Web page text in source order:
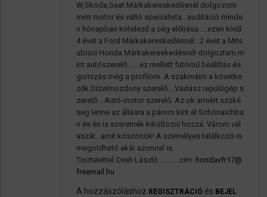
W,Skoda,Seat Márkakereskedésnél dolgozom
mint motor és váltó specialista...auditáció minde
n hónapban kötelező a cég előírása.....ezen kívűl
4 évet a Ford Márkakereskedésnél...2 évet a Mits
ubisci Honda Márkakereskedésnél dolgoztam m
int autószerelő.......ez mellett futómű beállítás és
gumizás még a profilom. A szakmáim a követke
zők.Dízelmozdony szerelő....Vadász repülőgép s
zerelő....Autó-motor szerelő. Az ok amiért szüké
seg lenne az állásra a párom kint él Schönaichba
n és én is szeretnék kiköltözni hozzá. Várom vál
aszát...amit köszönök! A személyes találkozó is
megoldható akár azonnal is.
Tisztelettel Cseh László............cím: hondavfr17@
freemail.hu
A hozzászóláshoz REGISZTRÁCIÓ és BEJEL